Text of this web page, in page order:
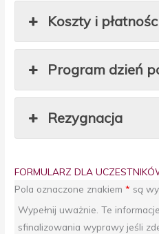
Koszty i
Program dzień
Rezygnacja
FORMULARZ DLA
Pola oznaczone znakiem* są
Wypełnij uważnie. Te
sfinalizowania wyprawy jeśli